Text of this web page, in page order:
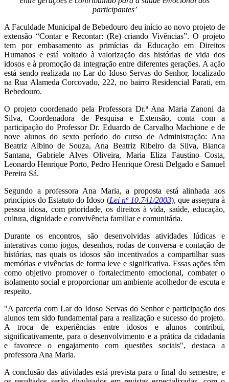
participantes’
A Faculdade Municipal de Bebedouro deu início ao novo projeto de
extensão “Contar e Recontar: (Re) criando Vivências”. O projeto
tem por embasamento as primícias da Educação em Direitos
Humanos e está voltado à valorização das histórias de vida dos
idosos e à promoção da integração entre diferentes gerações. A ação
está sendo realizada no Lar do Idoso Servas do Senhor, localizado
na Rua Alameda Corcovado, 222, no bairro Residencial Parati, em
Bebedouro.
O projeto coordenado pela Professora Dr.ª Ana Maria Zanoni da
Silva, Coordenadora de Pesquisa e Extensão, conta com a
participação do Professor Dr. Eduardo de Carvalho Machione e de
nove alunos do sexto período do curso de Administração: Ana
Beatriz Albino de Souza, Ana Beatriz Ribeiro da Silva, Bianca
Santana, Gabriele Alves Oliveira, Maria Eliza Faustino Costa,
Leonardo Henrique Porto, Pedro Henrique Oresti Delgado e Samuel
Pereira Sá.
Segundo a professora Ana Maria, a proposta está alinhada aos
princípios do Estatuto do Idoso (Lei nº 10.741/2003), que assegura à
pessoa idosa, com prioridade, os direitos à vida, saúde, educação,
cultura, dignidade e convivência familiar e comunitária.
Durante os encontros, são desenvolvidas atividades lúdicas e
interativas como jogos, desenhos, rodas de conversa e contação de
histórias, nas quais os idosos são incentivados a compartilhar suas
memórias e vivências de forma leve e significativa. Essas ações têm
como objetivo promover o fortalecimento emocional, combater o
isolamento social e proporcionar um ambiente acolhedor de escuta e
respeito.
"A parceria com Lar do Idoso Servas do Senhor e participação dos
alunos tem sido fundamental para a realização e sucesso do projeto.
A troca de experiências entre idosos e alunos contribui,
significativamente, para o desenvolvimento e a prática da cidadania
e favorece o engajamento com questões sociais", destaca a
professora Ana Maria.
A conclusão das atividades está prevista para o final do semestre, e